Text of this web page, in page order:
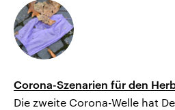
Corona-Szenarien für den
Die zweite Corona-Welle hat